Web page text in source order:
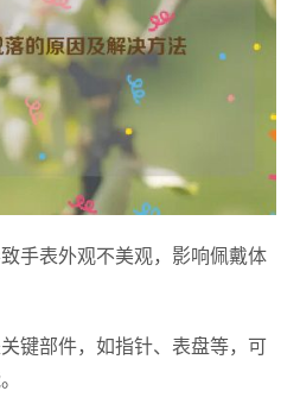
手表外观不美观，影响佩戴体
键部件，如指针、表盘等，可